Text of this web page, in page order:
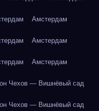
Амстердам
Амстердам
Амстердам
Чехов — Вишнёвый сад
Чехов — Вишнёвый сад